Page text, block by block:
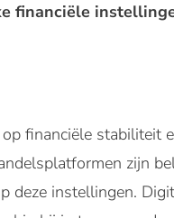
financiële
financiële stabiliteit
zijn
deze instellingen.